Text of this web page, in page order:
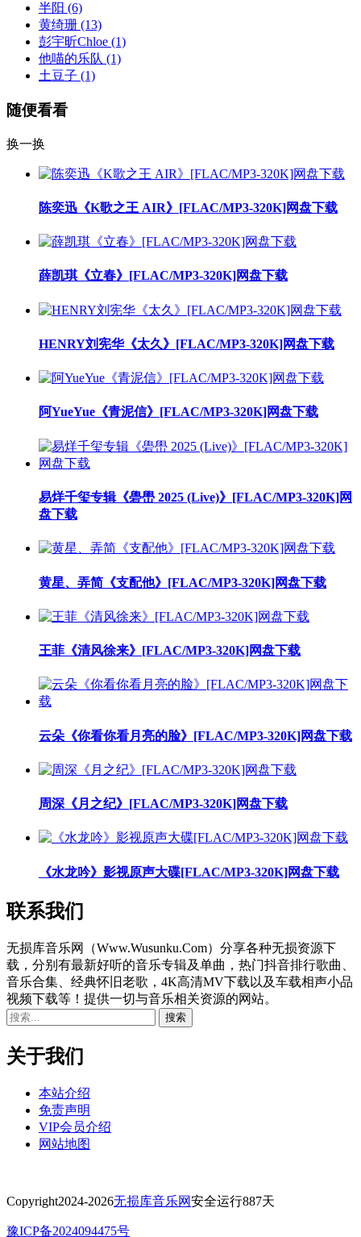
半阳 (6)
黄绮珊 (13)
彭宇昕Chloe (1)
他喵的乐队 (1)
土豆子 (1)
随便看看
换一换
陈奕迅《K歌之王 AIR》[FLAC/MP3-320K]网盘下载
薛凯琪《立春》[FLAC/MP3-320K]网盘下载
HENRY刘宪华《太久》[FLAC/MP3-320K]网盘下载
阿YueYue《青泥信》[FLAC/MP3-320K]网盘下载
易烊千玺专辑《礐嶨 2025 (Live)》[FLAC/MP3-320K]网
盘下载
黄星、弄简《支配他》[FLAC/MP3-320K]网盘下载
王菲《清风徐来》[FLAC/MP3-320K]网盘下载
云朵《你看你看月亮的脸》[FLAC/MP3-320K]网盘下载
周深《月之纪》[FLAC/MP3-320K]网盘下载
《水龙吟》影视原声大碟[FLAC/MP3-320K]网盘下载
联系我们
无损库音乐网（Www.Wusunku.Com）分享各种无损资源下
载，分别有最新好听的音乐专辑及单曲，热门抖音排行歌曲、
音乐合集、经典怀旧老歌，4K高清MV下载以及车载相声小品
视频下载等！提供一切与音乐相关资源的网站。
关于我们
本站介绍
免责声明
VIP会员介绍
网站地图
Copyright2024-2026无损库音乐网安全运行887天
豫ICP备2024094475号